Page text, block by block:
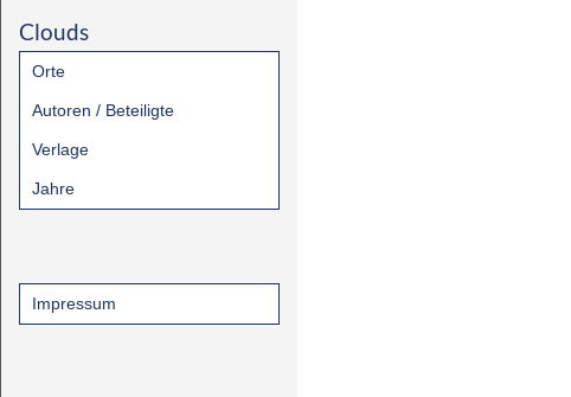
Clouds
Orte
Autoren / Beteiligte
Verlage
Jahre
Impressum